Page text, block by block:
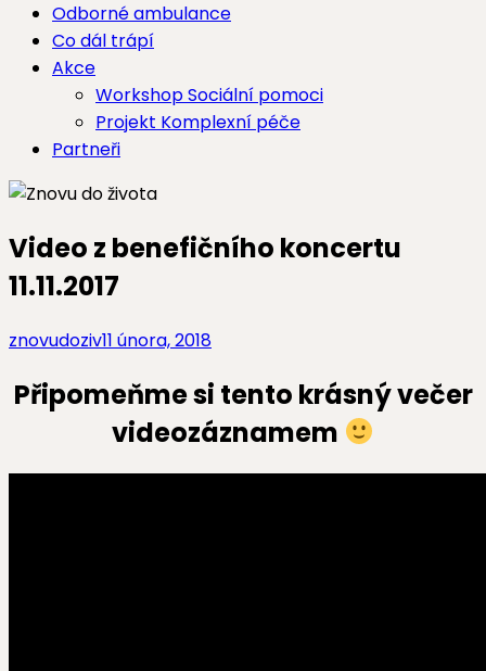
Odborné ambulance
Co dál trápí
Akce
Workshop Sociální pomoci
Projekt Komplexní péče
Partneři
Video z benefičního koncertu
11.11.2017
znovudoziv11 února, 2018
Připomeňme si tento krásný večer
videozáznamem